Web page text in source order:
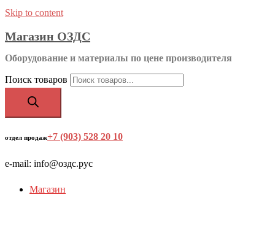
Skip to content
Магазин ОЗДС
Оборудование и материалы по цене производителя
Поиск товаров
отдел продаж+7 (903) 528 20 10
e-mail: info@оздс.рус
Магазин